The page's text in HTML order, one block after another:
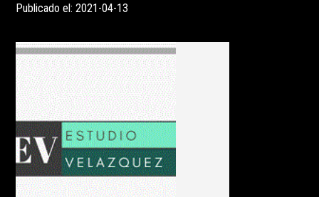
Publicado el: 2021-04-13